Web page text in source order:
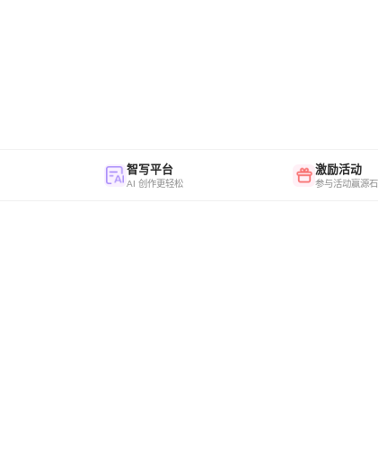
智写平台
AI 创作更轻松
激励活动
参与活动赢源石